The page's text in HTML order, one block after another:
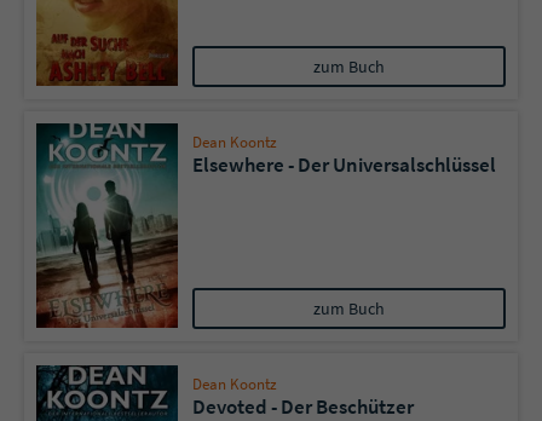
zum Buch
Dean Koontz
Elsewhere - Der Universalschlüssel
zum Buch
Dean Koontz
Devoted - Der Beschützer